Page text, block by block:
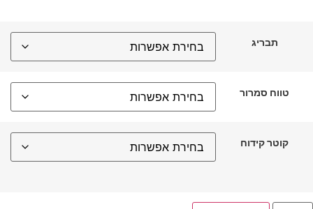
תבריג
טווח סמרור
קוטר קידוח